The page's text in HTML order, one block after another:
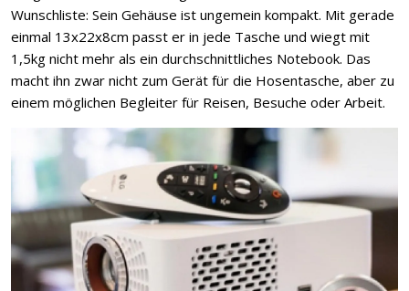
Wunschliste: Sein Gehäuse ist ungemein kompakt. Mit gerade
einmal 13x22x8cm passt er in jede Tasche und wiegt mit
1,5kg nicht mehr als ein durchschnittliches Notebook. Das
macht ihn zwar nicht zum Gerät für die Hosentasche, aber zu
einem möglichen Begleiter für Reisen, Besuche oder Arbeit.